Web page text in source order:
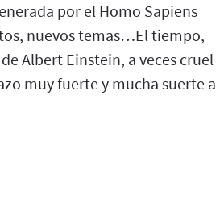
por el Homo Sapiens
nuevos temas…El tiempo,
Albert Einstein, a veces cruel
muy fuerte y mucha suerte a